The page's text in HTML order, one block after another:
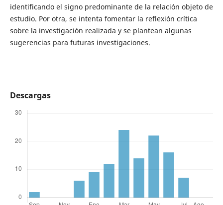
identificando el signo predominante de la relación objeto de
estudio. Por otra, se intenta fomentar la reflexión crítica
sobre la investigación realizada y se plantean algunas
sugerencias para futuras investigaciones.
Descargas